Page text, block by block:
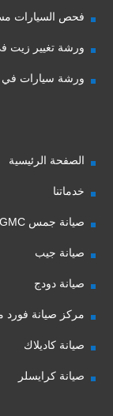
فحص السيارات
ورشة تغيير زيت
ورشة سيارات في
الصفحة الرئيسية
خدماتنا
صيانة جمس GMC
صيانة جيب
صيانة دودج
مركز صيانة
صيانة كاديلاك
صيانة كرايسلر